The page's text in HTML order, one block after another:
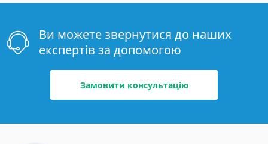
Ви можете звернутися до наших
експертів за допомогою
Замовити консультацію